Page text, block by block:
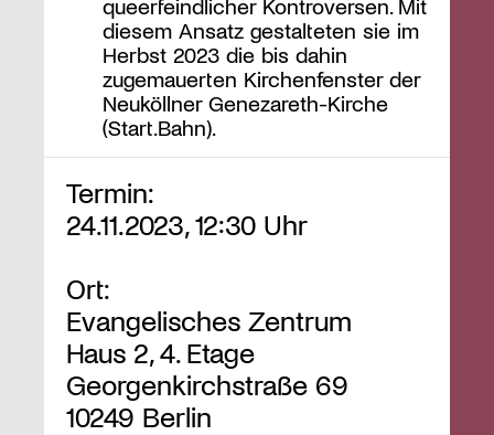
queerfeindlicher Kontroversen. Mit
diesem Ansatz gestalteten sie im
Herbst 2023 die bis dahin
zugemauerten Kirchenfenster der
Neuköllner Genezareth-Kirche
(Start.Bahn).
Termin:
24.11.2023, 12:30 Uhr
Ort:
Evangelisches Zentrum
Haus 2, 4. Etage
Georgenkirchstraße 69
10249 Berlin